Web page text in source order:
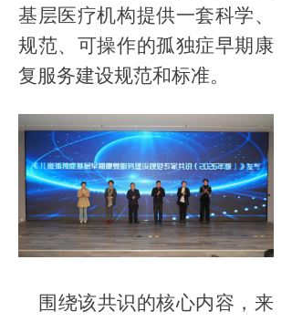
基层医疗机构提供一套科学、
规范、可操作的孤独症早期康
复服务建设规范和标准。
围绕该共识的核心内容，来